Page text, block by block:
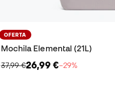
OFERTA
Mochila Elemental (21L)
37,99 €26,99 €−29%